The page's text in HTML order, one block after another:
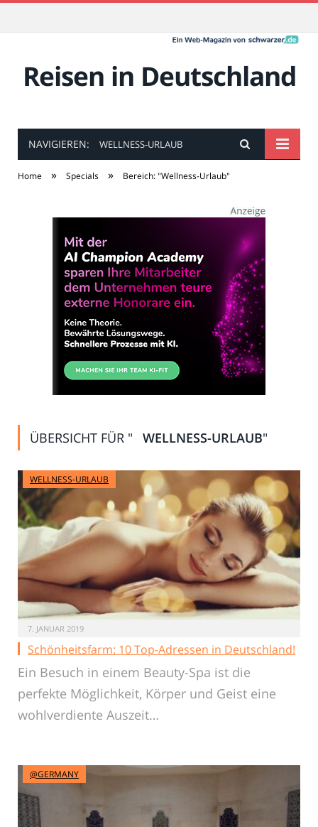
Reisen in Deutschland
NAVIGIEREN: WELLNESS-URLAUB
Home » Specials » Bereich: "Wellness-Urlaub"
ÜBERSICHT FÜR " WELLNESS-URLAUB"
WELLNESS-URLAUB
7. JANUAR 2019
Schönheitsfarm: 10 Top-Adressen in Deutschland!
Ein Besuch in einem Beauty-Spa ist die
perfekte Möglichkeit, Körper und Geist eine
wohlverdiente Auszeit…
@GERMANY